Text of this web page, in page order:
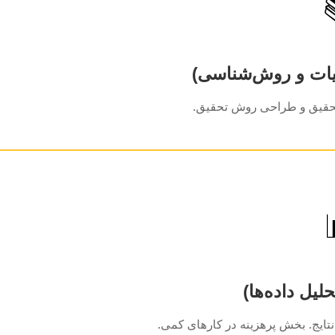
و روش‌شناسی)
تحقیق و طراحی روش تحقیق.
داده‌ها)
بخش پرهزینه در کارهای کمی.